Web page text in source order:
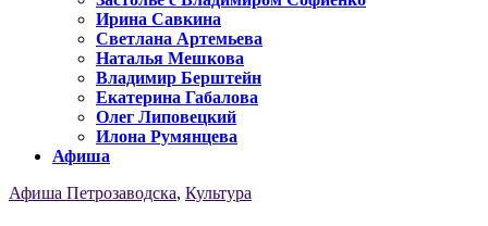
Ирина Савкина
Светлана Артемьева
Наталья Мешкова
Владимир Берштейн
Екатерина Габалова
Олег Липовецкий
Илона Румянцева
Афиша
Афиша Петрозаводска, Культура